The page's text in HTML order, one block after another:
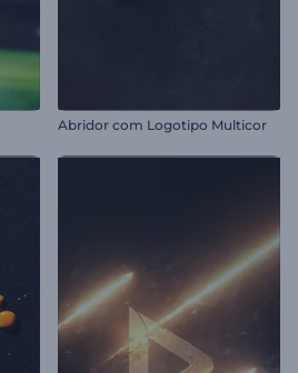
Abridor com Logotipo Multicor